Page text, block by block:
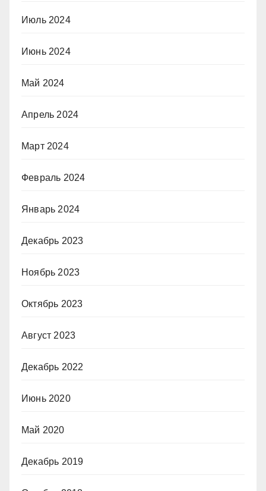
Июль 2024
Июнь 2024
Май 2024
Апрель 2024
Март 2024
Февраль 2024
Январь 2024
Декабрь 2023
Ноябрь 2023
Октябрь 2023
Август 2023
Декабрь 2022
Июнь 2020
Май 2020
Декабрь 2019